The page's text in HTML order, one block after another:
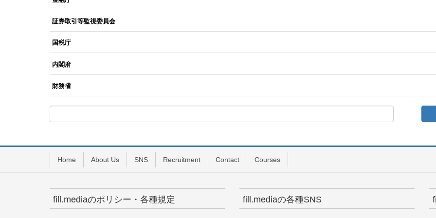
証券取引等監視委員会
国税庁
内閣府
財務省
Home About Us SNS Recruitment Contact Courses
fill.mediaのポリシー・各種規定 fill.mediaの各種SNS